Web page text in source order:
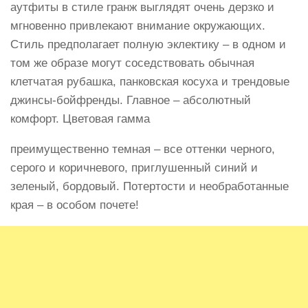
аутфиты в стиле гранж выглядят очень дерзко и
мгновенно привлекают внимание окружающих.
Стиль предполагает полную эклектику – в одном и
том же образе могут соседствовать обычная
клетчатая рубашка, панковская косуха и трендовые
джинсы-бойфренды. Главное – абсолютный
комфорт. Цветовая гамма
преимущественно темная – все оттенки черного,
серого и коричневого, приглушенный синий и
зеленый, бордовый. Потертости и необработанные
края – в особом почете!